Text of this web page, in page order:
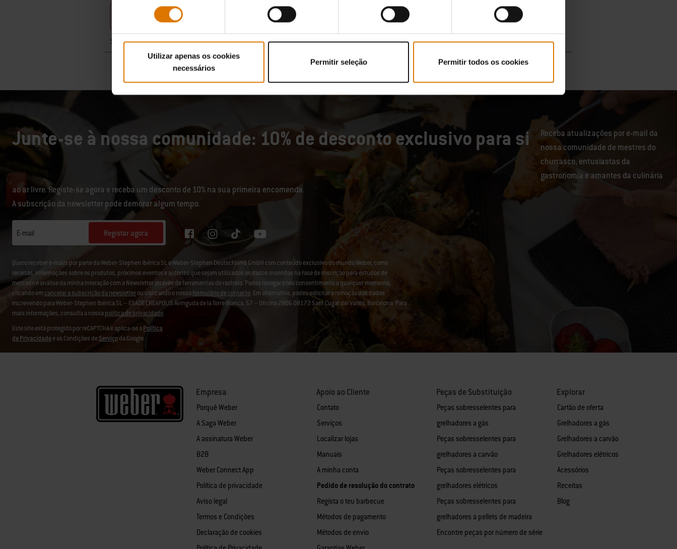
consentimento
Utilizar apenas os cookies
necessários
Permitir seleção Permitir todos os cookies
Junte-se à nossa comunidade: 10% de desconto exclusivo para si
Receba atualizações por e-mail da
nossa comunidade de mestres do
churrasco, entusiastas da
gastronomia e amantes da culinária
ao ar livre. Registe-se agora e receba um desconto de 10% na sua primeira encomenda.
A subscrição da newsletter pode demorar algum tempo.
E-mail Registar agora
Quero receber e-mails por parte da Weber-Stephen Ibérica SL e Weber-Stephen Deutschland GmbH com conteúdo exclusivo do mundo Weber, como
receitas, informações sobre os produtos, próximos eventos e autorizo que sejam utilizados os dados inseridos na fase de inscrição para estudos de
mercado e análise da minha interação com a Newsletter através de ferramentas de rastreio. Podes revogar o teu consentimento a qualquer momento,
clicando em cancelar a subscrição da newsletterou utilizando o nossoformulário de contacto. Em alternativa, podes solicitar a remoção dos dados
escrevendo para Weber-Stephen Ibérica SL – ESADE CREAPOLIS Avinguda de la Torre Blanca, 57 – Oficina 2B06 08172 Sant Cugat del Vallès, Barcelona. Para
mais informações, consulta a nossa política de privacidade.
Este site está protegido por reCAPTCHA e aplica-se aPolítica
de Privacidadee as Condições deServiçoda Google.
Empresa
Porquê Weber
A Saga Weber
A assinatura Weber
B2B
Weber Connect App
Política de privacidade
Aviso legal
Termos e Condições
Declaração de cookies
Apoio ao Cliente
Contato
Serviços
Localizar lojas
Manuais
A minha conta
Pedido de resolução do contrato
Regista o teu barbecue
Métodos de pagamento
Métodos de envio
Peças de Substituição
Peças sobresselentes para
grelhadores a gás
Peças sobresselentes para
grelhadores a carvão
Peças sobresselentes para
grelhadores elétricos
Peças sobresselentes para
grelhadores a pellets de madeira
Encontre peças por número de série
Explorar
Cartão de oferta
Grelhadores a gás
Grelhadores a carvão
Grelhadores elétricos
Acessórios
Receitas
Blog